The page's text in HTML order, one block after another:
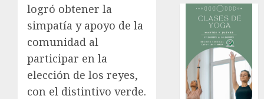
logró obtener la
simpatía y apoyo de la
comunidad al
participar en la
elección de los reyes,
con el distintivo verde.